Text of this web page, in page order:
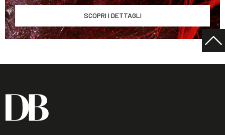
SCOPRI I DETTAGLI